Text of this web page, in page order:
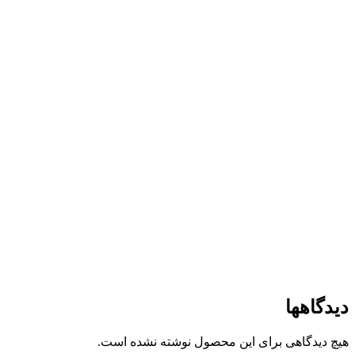
دیدگاهها
هیچ دیدگاهی برای این محصول نوشته نشده است.